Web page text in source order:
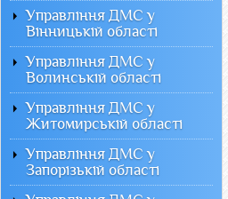
Управління ДМС у
Вінницькій області
Управління ДМС у
Волинській області
Управління ДМС у
Житомирській області
Управління ДМС у
Запорізькій області